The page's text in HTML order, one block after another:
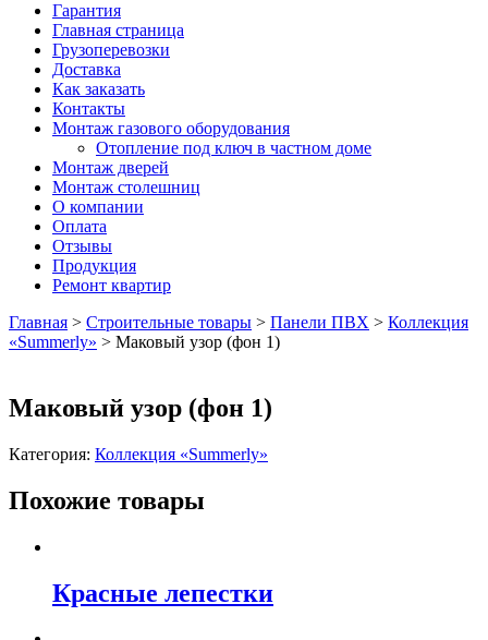
Гарантия
Главная страница
Грузоперевозки
Доставка
Как заказать
Контакты
Монтаж газового оборудования
Отопление под ключ в частном доме
Монтаж дверей
Монтаж столешниц
О компании
Оплата
Отзывы
Продукция
Ремонт квартир
Главная > Строительные товары > Панели ПВХ > Коллекция
«Summerly» > Маковый узор (фон 1)
Маковый узор (фон 1)
Категория: Коллекция «Summerly»
Похожие товары
Красные лепестки